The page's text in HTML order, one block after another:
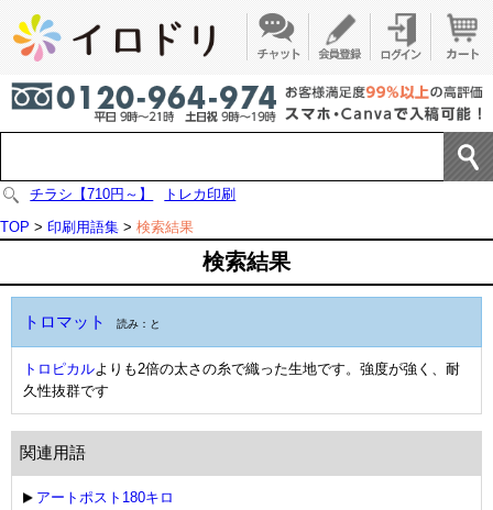
チラシ【710円～】
トレカ印刷
TOP > 印刷用語集 > 検索結果
検索結果
トロマット 読み：と
トロピカルよりも2倍の太さの糸で織った生地です。強度が強く、耐
久性抜群です
関連用語
アートポスト180キロ